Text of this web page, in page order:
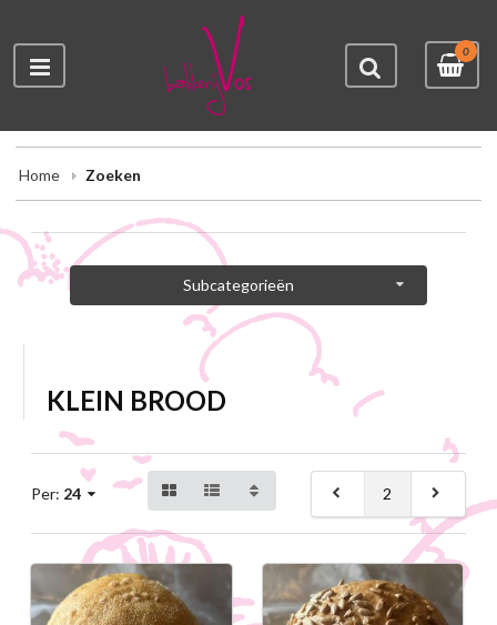
0
Home Zoeken
Subcategorieën
KLEIN BROOD
Per: 24 2